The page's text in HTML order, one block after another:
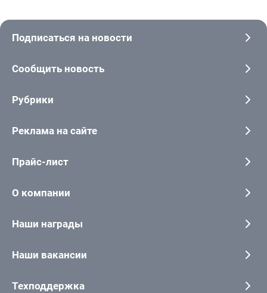
Подписаться на новости
Сообщить новость
Рубрики
Реклама на сайте
Прайс-лист
О компании
Наши награды
Наши вакансии
Техподдержка